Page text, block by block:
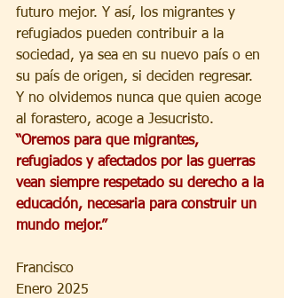
futuro mejor. Y así, los migrantes y
refugiados pueden contribuir a la
sociedad, ya sea en su nuevo país o en
su país de origen, si deciden regresar.
Y no olvidemos nunca que quien acoge
al forastero, acoge a Jesucristo.
“Oremos para que migrantes,
refugiados y afectados por las guerras
vean siempre respetado su derecho a la
educación, necesaria para construir un
mundo mejor.”
Francisco
Enero 2025